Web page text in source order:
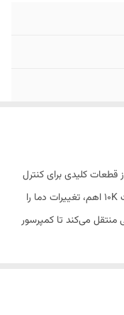
10 کیلو اهم مدل 810 یکی از قطعات کلیدی برای کنترل
دقیق دمای یخچال است. این سنسور با مقاومت 10K اهم، تغییرات دما را
منتقل می‌کند تا کمپرسور